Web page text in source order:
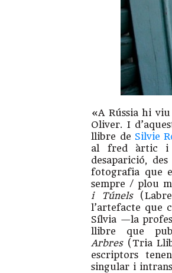
«A Rússia hi
Oliver. I
llibre de Silvie
al fred àrtic i
desaparició,
fotografia que
sempre / plou
i Túnels
l’artefacte que
Sílvia —la
llibre que
Arbres(Tria
escriptors
singular i